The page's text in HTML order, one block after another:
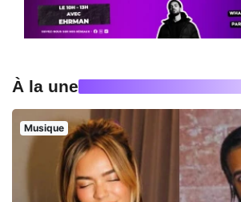
À la une
Musique